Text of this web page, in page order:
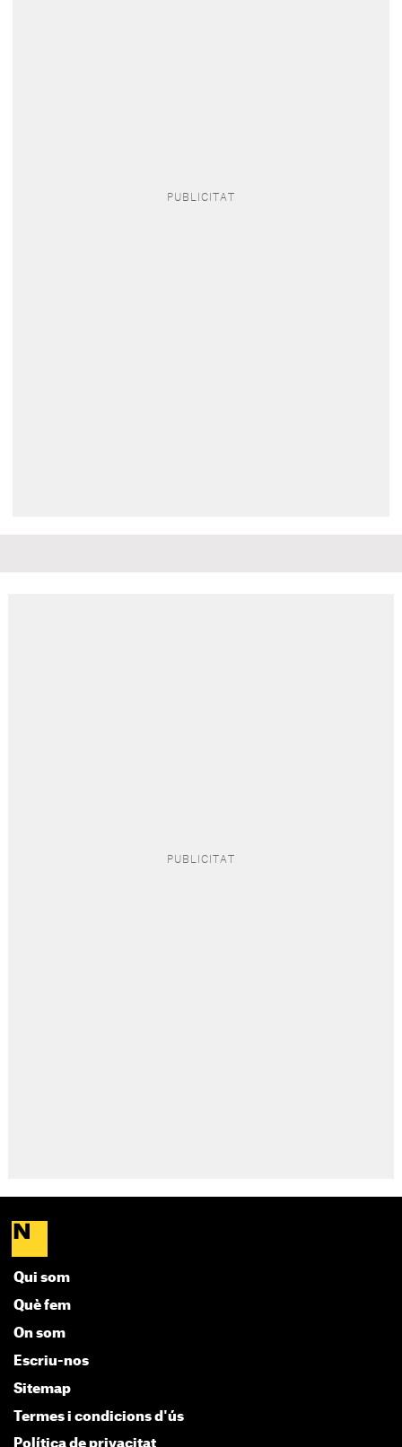
Qui som
Què fem
On som
Escriu-nos
Sitemap
Termes i condicions d'ús
Política de privacitat